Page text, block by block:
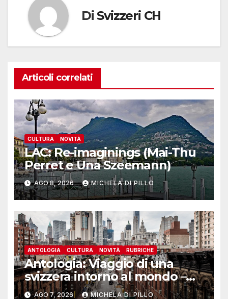
Di Svizzeri CH
Articoli correlati
CULTURA NOVITÀ
LAC: Re-imaginings (Mai-Thu
Perret e Una Szeemann)
AGO 8, 2026 MICHELA DI PILLO
ANTOLOGIA CULTURA NOVITÀ RUBRICHE
Antologia: Viaggio di una
svizzera intorno al mondo –
Yosemite
AGO 7, 2026 MICHELA DI PILLO